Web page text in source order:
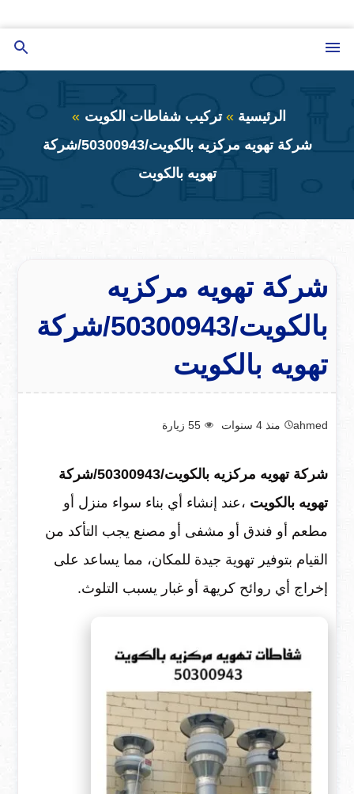
إلى
المحتوى
الرئيسية
تركيب شفاطات الكويت
شركة تهويه مركزيه بالكويت/50300943/شركة
تهويه بالكويت
شركة تهويه مركزيه
بالكويت/50300943/شركة
تهويه بالكويت
ahmed منذ 4 سنوات 55 زيارة
شركة تهويه مركزيه بالكويت/50300943/شركة
تهويه بالكويت ،عند إنشاء أي بناء سواء منزل أو
مطعم أو فندق أو مشفى أو مصنع يجب التأكد من
القيام بتوفير تهوية جيدة للمكان، مما يساعد على
إخراج أي روائح كريهة أو غبار يسبب التلوث.